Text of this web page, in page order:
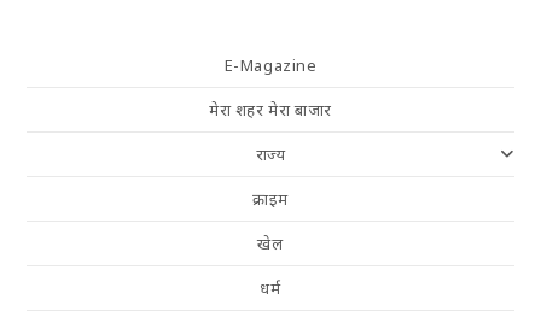
E-Magazine
मेरा शहर मेरा बाजार
राज्य
क्राइम
खेल
धर्म